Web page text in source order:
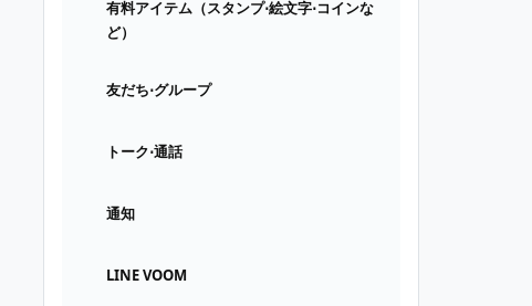
有料アイテム（スタンプ⋅絵文字⋅コインな
ど）
友だち⋅グループ
トーク⋅通話
通知
LINE VOOM